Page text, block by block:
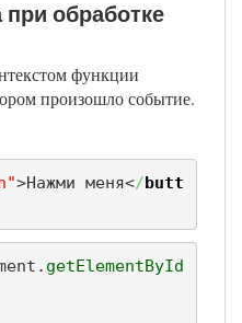
при обработке
функции
произошло событие.
>Нажми меня</butt
getElementById